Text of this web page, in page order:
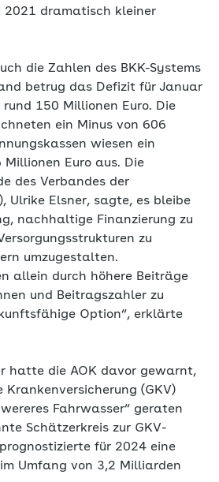
dramatisch kleiner
die Zahlen des BKK-Systems
betrug das Defizit für Januar
rund 150 Millionen Euro. Die
ein Minus von 606
wiesen ein
Euro aus. Die
des Verbandes der
Ulrike Elsner, sagte, es bleibe
nachhaltige Finanzierung zu
zu
umzugestalten.
allein durch höhere Beiträge
und Beitragszahler zu
Option“, erklärte
hatte die AOK davor gewarnt,
Krankenversicherung (GKV)
Fahrwasser“ geraten
Schätzerkreis zur GKV-
für 2024 eine
Umfang von 3,2 Milliarden